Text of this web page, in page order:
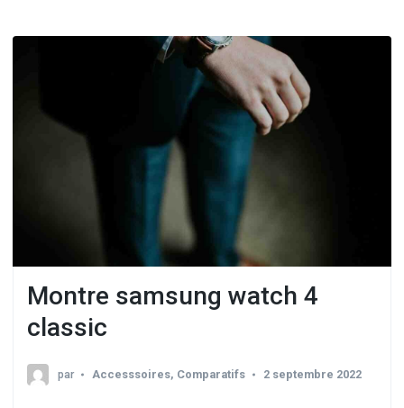
Montre samsung watch 4
classic
par Accesssoires, Comparatifs 2 septembre 2022